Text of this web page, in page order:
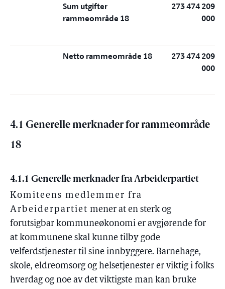
Sum utgifter
rammeområde 18
273 474 209
000
Netto rammeområde 18
273 474 209
000
4.1 Generelle merknader for rammeområde
18
4.1.1 Generelle merknader fra Arbeiderpartiet
Komiteens medlemmer fra
Arbeiderpartiet mener at en sterk og
forutsigbar kommuneøkonomi er avgjørende for
at kommunene skal kunne tilby gode
velferdstjenester til sine innbyggere. Barnehage,
skole, eldreomsorg og helsetjenester er viktig i folks
hverdag og noe av det viktigste man kan bruke